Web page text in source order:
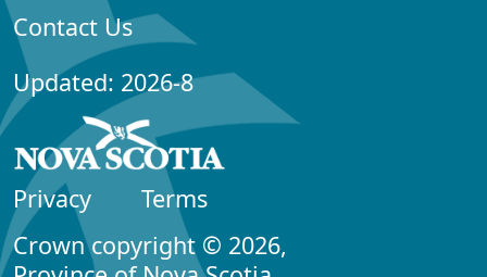
Contact Us
Updated: 2026-8
Privacy
Terms
Crown copyright © 2026,